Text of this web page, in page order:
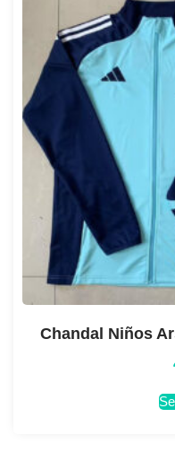
Chandal Niños